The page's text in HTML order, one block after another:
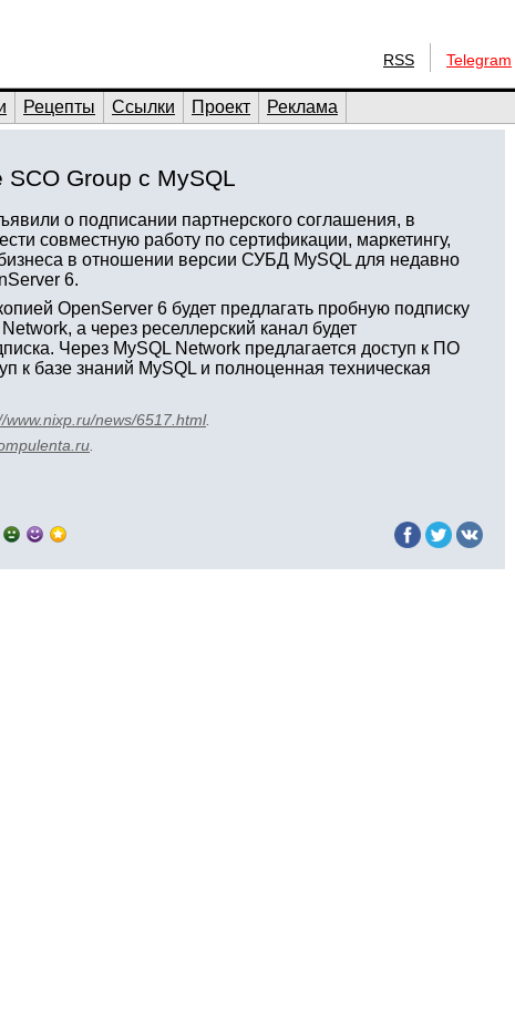
RSS Telegram
Рецепты Ссылки Проект Реклама
Group с MySQL
о подписании партнерского соглашения, в
совместную работу по сертификации, маркетингу,
в отношении версии СУБД MySQL для недавно
6.
OpenServer 6 будет предлагать пробную подписку
а через реселлерский канал будет
Через MySQL Network предлагается доступ к ПО
к базе знаний MySQL и полноценная техническая
www.nixp.ru/news/6517.html.